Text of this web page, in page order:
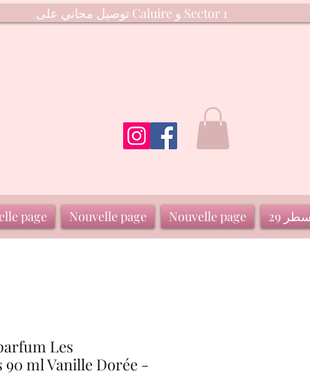
توصيل مجاني على Caluire و Sector 1
page Nouvelle page Nouvelle page 29
Les
ml Vanille Dorée -